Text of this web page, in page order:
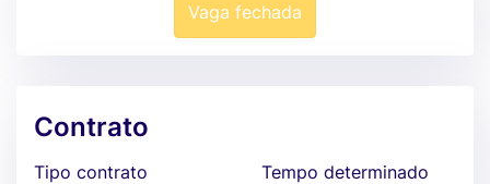
Vaga fechada
Contrato
Tipo contrato
Tempo determinado